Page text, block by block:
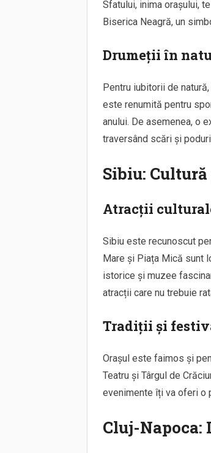
Sfatului, inima orașului,
Biserica Neagră, un
Drumeții în
Pentru iubitorii de
este renumită pentru
anului. De asemenea, o
traversând scări și
Sibiu:
Atracții
Sibiu este recunoscut
Mare și Piața Mică sunt
istorice și muzee
atracții care nu trebuie
Tradiții și
Orașul este faimos și
Teatru și Târgul de
evenimente îți va oferi o
Cluj-